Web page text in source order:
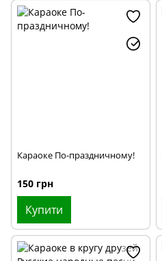
Караоке По-праздничному!
150 грн
Купити